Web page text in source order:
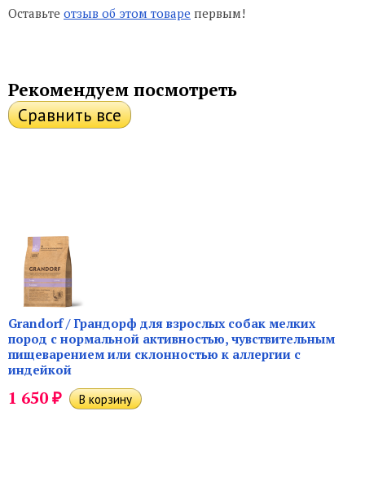
Оставьте отзыв об этом товаре первым!
Рекомендуем посмотреть
Grandorf / Грандорф для взрослых собак мелких
пород с нормальной активностью, чувствительным
пищеварением или склонностью к аллергии с
индейкой
1 650₽